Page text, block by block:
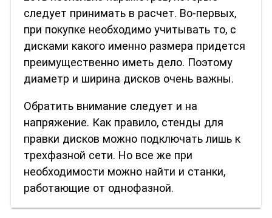
следует принимать в расчет. Во-первых,
при покупке необходимо учитывать то, с
дисками какого именно размера придется
преимущественно иметь дело. Поэтому
диаметр и ширина дисков очень важны.
Обратить внимание следует и на
напряжение. Как правило, стенды для
правки дисков можно подключать лишь к
трехфазной сети. Но все же при
необходимости можно найти и станки,
работающие от однофазной.